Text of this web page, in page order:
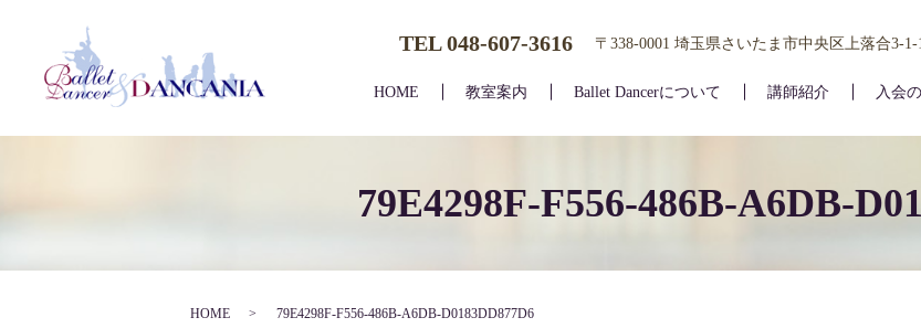
HOME 教室案内 Ballet Dancerについて 講師紹介 入会
TEL 048-607-3616 〒338-0001 埼玉県さいたま市中央区上落合3-
79E4298F-F556-486B-A6DB-
HOME 79E4298F-F556-486B-A6DB-D0183DD877D6